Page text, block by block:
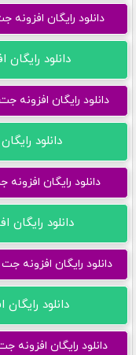
دانلود رایگان افزونه جت المنت
دانلود رایگان
دانلود رایگان افزونه جت المنت نسخه
دانلود
دانلود رایگان افزونه جت
دانلود رایگان
دانلود رایگان افزونه جت المنت نسخه
دانلود رایگان
دانلود رایگان افزونه جت المنت